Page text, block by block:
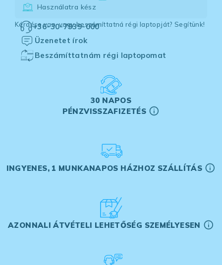
Használatra kész
Kérdése van, vagy beszámíttatná régi laptopját? Segítünk!
+36-30-7939-000
Üzenetet írok
Beszámíttatnám régi laptopomat
30 NAPOS
PÉNZVISSZAFIZETÉS
INGYENES, 1 MUNKANAPOS HÁZHOZ SZÁLLÍTÁS
AZONNALI ÁTVÉTELI LEHETŐSÉG SZEMÉLYESEN